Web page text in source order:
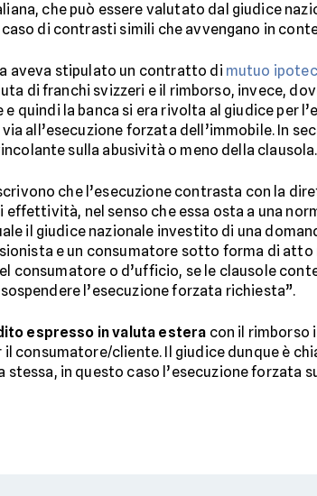
che può essere valutato dal giudice
di contrasti simili che avvengano in
aveva stipulato un contratto di mutuo
di franchi svizzeri e il rimborso, invece,
quindi la banca si era rivolta al giudice per
all’esecuzione forzata dell’immobile. In
sulla abusività o meno della clausola.
che l’esecuzione contrasta con la
nel senso che essa osta a una
il giudice nazionale investito di una
e un consumatore sotto forma di
consumatore o d’ufficio, se le clausole
l’esecuzione forzata richiesta”.
espresso in valuta estera con il rimborso
consumatore/cliente. Il giudice dunque è
in questo caso l’esecuzione forzata